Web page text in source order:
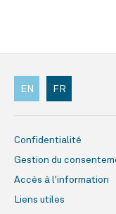
Confidentialité
Gestion du
Accès à l'information
Liens utiles
EN FR